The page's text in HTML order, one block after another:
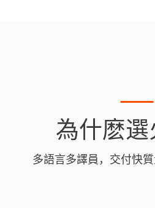
為什麽選
多語言多譯員，交付快